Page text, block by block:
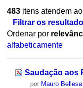
483itens atendem
Filtrar os
Ordenar por
alfabeticamente
Saudação aos
por Mauro Bellesa